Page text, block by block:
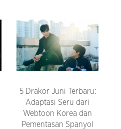
5 Drakor Juni Terbaru:
Adaptasi Seru dari
Webtoon Korea dan
Pementasan Spanyol